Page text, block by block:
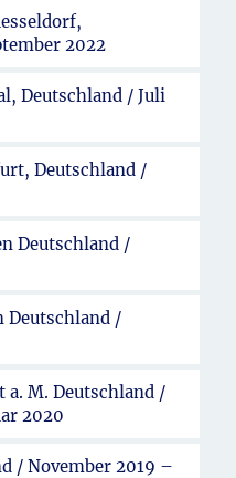
2022
Deutschland / Juli
Deutschland /
Deutschland /
Deutschland /
a. M. Deutschland /
2020
/ November 2019 –